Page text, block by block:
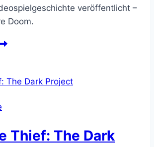
veröffentlicht –
Doom.
Thief: The Dark